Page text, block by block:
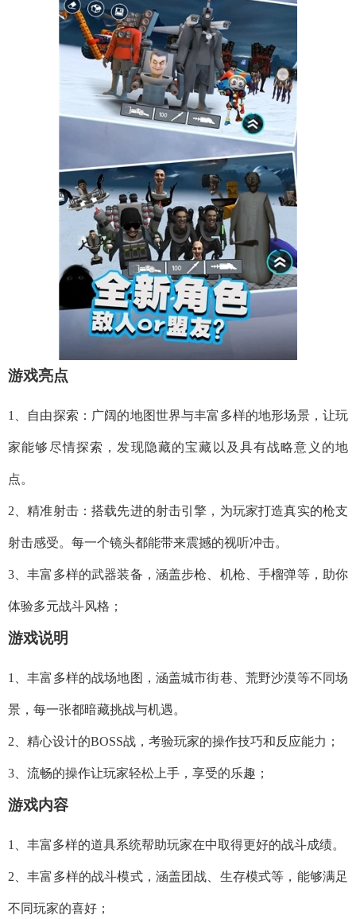
游戏亮点
1、自由探索：广阔的地图世界与丰富多样的地形场景，让玩
家能够尽情探索，发现隐藏的宝藏以及具有战略意义的地
点。
2、精准射击：搭载先进的射击引擎，为玩家打造真实的枪支
射击感受。每一个镜头都能带来震撼的视听冲击。
3、丰富多样的武器装备，涵盖步枪、机枪、手榴弹等，助你
体验多元战斗风格；
游戏说明
1、丰富多样的战场地图，涵盖城市街巷、荒野沙漠等不同场
景，每一张都暗藏挑战与机遇。
2、精心设计的BOSS战，考验玩家的操作技巧和反应能力；
3、流畅的操作让玩家轻松上手，享受的乐趣；
游戏内容
1、丰富多样的道具系统帮助玩家在中取得更好的战斗成绩。
2、丰富多样的战斗模式，涵盖团战、生存模式等，能够满足
不同玩家的喜好；